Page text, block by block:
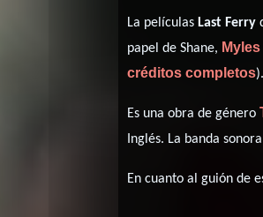
La películas Last Ferry
papel de Shane,
créditos completos).
Es una obra de género
Inglés. La banda
En cuanto al guión de